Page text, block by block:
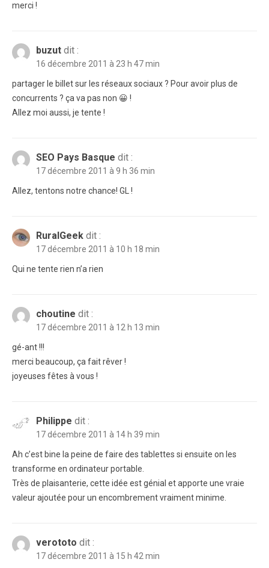
merci !
buzut dit :
16 décembre 2011 à 23 h 47 min
partager le billet sur les réseaux sociaux ? Pour avoir plus de
concurrents ? ça va pas non 😀 !
Allez moi aussi, je tente !
SEO Pays Basque dit :
17 décembre 2011 à 9 h 36 min
Allez, tentons notre chance! GL !
RuralGeek dit :
17 décembre 2011 à 10 h 18 min
Qui ne tente rien n’a rien
choutine dit :
17 décembre 2011 à 12 h 13 min
gé-ant !!!
merci beaucoup, ça fait rêver !
joyeuses fêtes à vous !
Philippe dit :
17 décembre 2011 à 14 h 39 min
Ah c’est bine la peine de faire des tablettes si ensuite on les
transforme en ordinateur portable.
Très de plaisanterie, cette idée est génial et apporte une vraie
valeur ajoutée pour un encombrement vraiment minime.
verototo dit :
17 décembre 2011 à 15 h 42 min